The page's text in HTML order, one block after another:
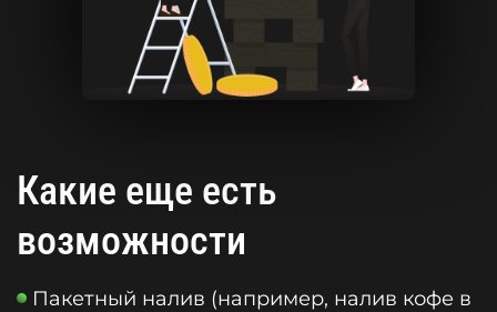
Какие еще есть
возможности
Пакетный налив (например, налив кофе в